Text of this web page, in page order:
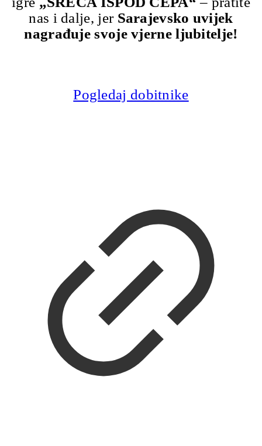
nas i dalje, jer Sarajevsko uvijek
nagrađuje svoje vjerne ljubitelje!
Pogledaj dobitnike